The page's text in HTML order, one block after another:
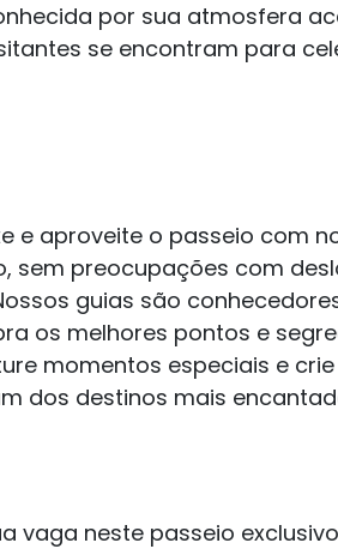
por sua atmosfera
se encontram para
e aproveite o passeio com
sem preocupações com
guias são
os melhores pontos e
momentos especiais e
dos destinos mais
vaga neste passeio